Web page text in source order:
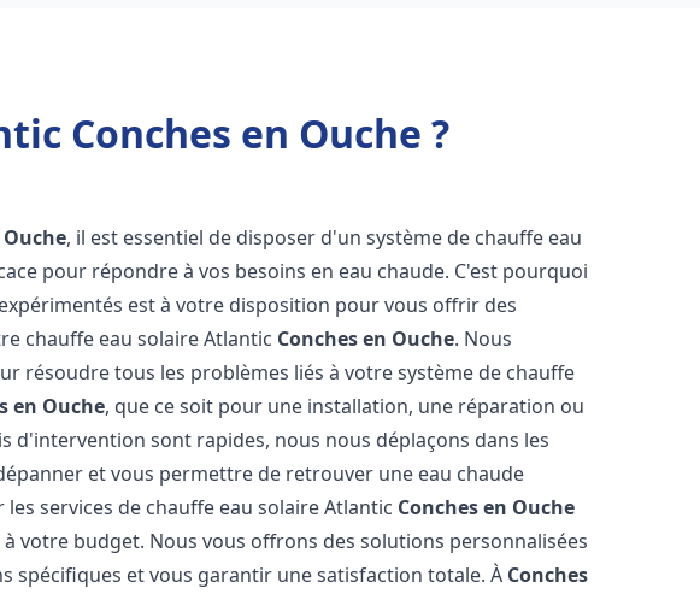
Conches en Ouche ?
Ouche, il est essentiel de disposer d'un système de chauffe eau
pour répondre à vos besoins en eau chaude. C'est pourquoi
est à votre disposition pour vous offrir des
chauffe eau solaire Atlantic Conches en Ouche. Nous
résoudre tous les problèmes liés à votre système de chauffe
en Ouche, que ce soit pour une installation, une réparation ou
d'intervention sont rapides, nous nous déplaçons dans les
et vous permettre de retrouver une eau chaude
services de chauffe eau solaire Atlantic Conches en Ouche
votre budget. Nous vous offrons des solutions personnalisées
spécifiques et vous garantir une satisfaction totale. À Conches